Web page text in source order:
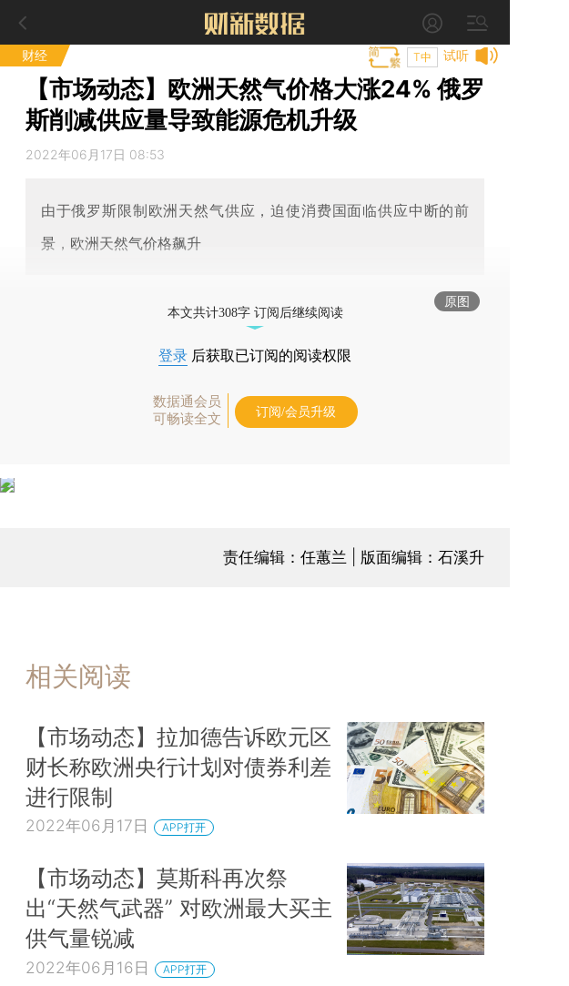
财经 试听
T中
【市场动态】欧洲天然气价格大涨24% 俄罗
斯削减供应量导致能源危机升级
2022年06月17日 08:53
由于俄罗斯限制欧洲天然气供应，迫使消费国面临供应中断的前
景，欧洲天然气价格飙升
原图
本文共计308字 订阅后继续阅读
登录 后获取已订阅的阅读权限
数据通会员
可畅读全文
订阅/会员升级
责任编辑：任蕙兰 | 版面编辑：石溪升
相关阅读
【市场动态】拉加德告诉欧元区
财长称欧洲央行计划对债券利差
进行限制
2022年06月17日 APP打开
【市场动态】莫斯科再次祭
出“天然气武器” 对欧洲最大买主
供气量锐减
2022年06月16日 APP打开